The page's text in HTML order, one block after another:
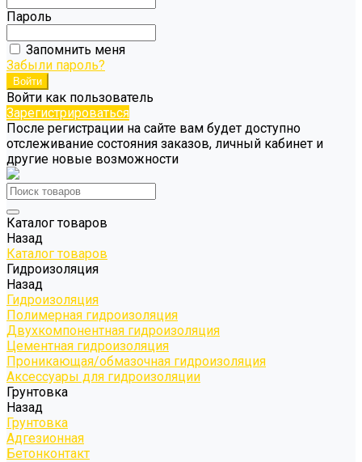
Пароль
Запомнить меня
Забыли пароль?
Войти как пользователь
Зарегистрироваться
После регистрации на сайте вам будет доступно
отслеживание состояния заказов, личный кабинет и
другие новые возможности
Каталог товаров
Назад
Каталог товаров
Гидроизоляция
Назад
Гидроизоляция
Полимерная гидроизоляция
Двухкомпонентная гидроизоляция
Цементная гидроизоляция
Проникающая/обмазочная гидроизоляция
Аксессуары для гидроизоляции
Грунтовка
Назад
Грунтовка
Адгезионная
Бетонконтакт